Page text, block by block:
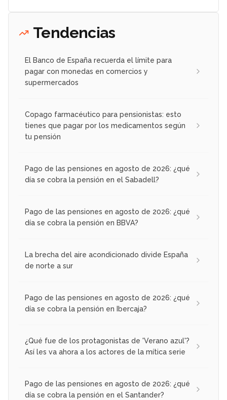
Tendencias
El Banco de España recuerda el límite para
pagar con monedas en comercios y
supermercados
Copago farmacéutico para pensionistas: esto
tienes que pagar por los medicamentos según
tu pensión
Pago de las pensiones en agosto de 2026: ¿qué
día se cobra la pensión en el Sabadell?
Pago de las pensiones en agosto de 2026: ¿qué
día se cobra la pensión en BBVA?
La brecha del aire acondicionado divide España
de norte a sur
Pago de las pensiones en agosto de 2026: ¿qué
día se cobra la pensión en Ibercaja?
¿Qué fue de los protagonistas de 'Verano azul'?
Así les va ahora a los actores de la mítica serie
Pago de las pensiones en agosto de 2026: ¿qué
día se cobra la pensión en el Santander?